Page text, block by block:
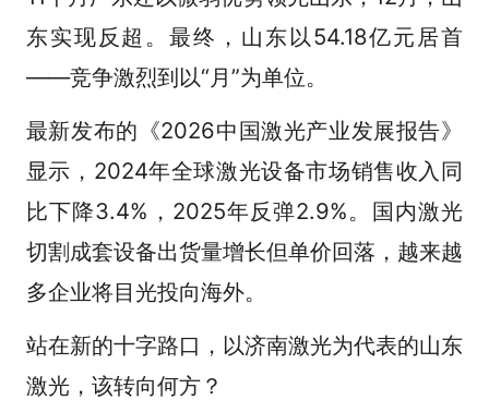
东实现反超。最终，山东以54.18亿元居首
——竞争激烈到以“月”为单位。
最新发布的《2026中国激光产业发展报告》
显示，2024年全球激光设备市场销售收入同
比下降3.4%，2025年反弹2.9%。国内激光
切割成套设备出货量增长但单价回落，越来越
多企业将目光投向海外。
站在新的十字路口，以济南激光为代表的山东
激光，该转向何方？